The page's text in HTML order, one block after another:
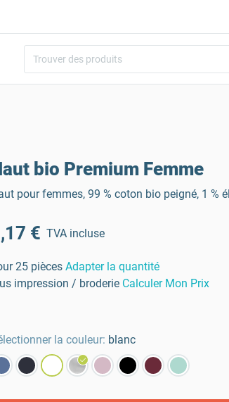
bio Premium Femme
pour femmes, 99 % coton bio peigné, 1 %
€ TVA incluse
25 pièces Adapter la quantité
impression / broderie Calculer Mon Prix
la couleur: blanc